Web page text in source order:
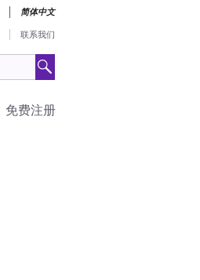
简体中文
联系我们
免费注册